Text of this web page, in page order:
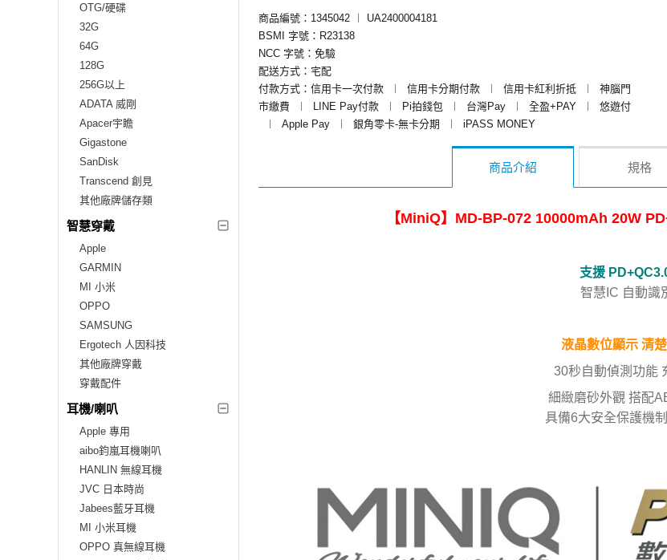
OTG/硬碟
32G
64G
128G
256G以上
ADATA 威剛
Apacer宇瞻
Gigastone
SanDisk
Transcend 創見
其他廠牌儲存類
智慧穿戴
Apple
GARMIN
MI 小米
OPPO
SAMSUNG
Ergotech 人因科技
其他廠牌穿戴
穿戴配件
耳機/喇叭
Apple 專用
aibo鈞嵐耳機喇叭
HANLIN 無線耳機
JVC 日本時尚
Jabees藍牙耳機
MI 小米耳機
OPPO 真無線耳機
商品編號：1345042 ︱
UA2400004181
BSMI 字號：R23138
NCC 字號：免驗
配送方式：宅配
付款方式：信用卡一次付款
︱ 信用卡分期付款 ︱ 信用卡紅利折抵 ︱
神腦門
市繳費
︱ LINE Pay付款 ︱ Pi拍錢包 ︱ 台灣Pay ︱ 全盈+PAY ︱
悠遊付
︱
Apple Pay ︱ 銀角零卡-無卡分期 ︱ iPASS MONEY
商品介紹 規格
【MiniQ】MD-BP-072 10000mAh 20W
支援
智慧IC 自動識
液晶數位顯示 清
30秒自動偵測功能
細緻磨砂外觀 搭配
具備6大安全保護機